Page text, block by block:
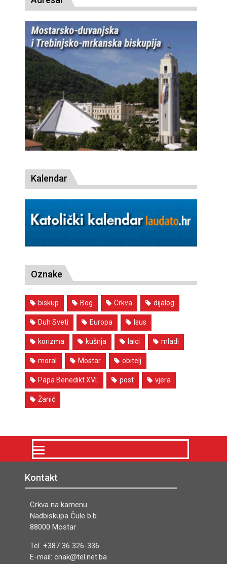
Kalendar
Oznake
biskup Bog Crkva dijalog
Duh Sveti Europa Isus
korizma kušnja laici mladi
moral Mostar obitelj
Papa Benedikt XVI. post vjera
Žanić
Kontakt
Crkva na kamenu
Nadbiskupa Čule b.b.
88000 Mostar
Tel. +387 36 326-336
E-mail: cnak@tel.net.ba